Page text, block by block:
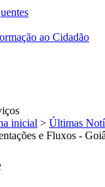
ao Cidadão
inicial > Últimas
e Fluxos -